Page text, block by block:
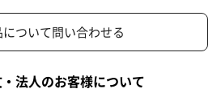
玩具づくり一筋に歩んできた経験と
について問い合わせる
法人のお客様について